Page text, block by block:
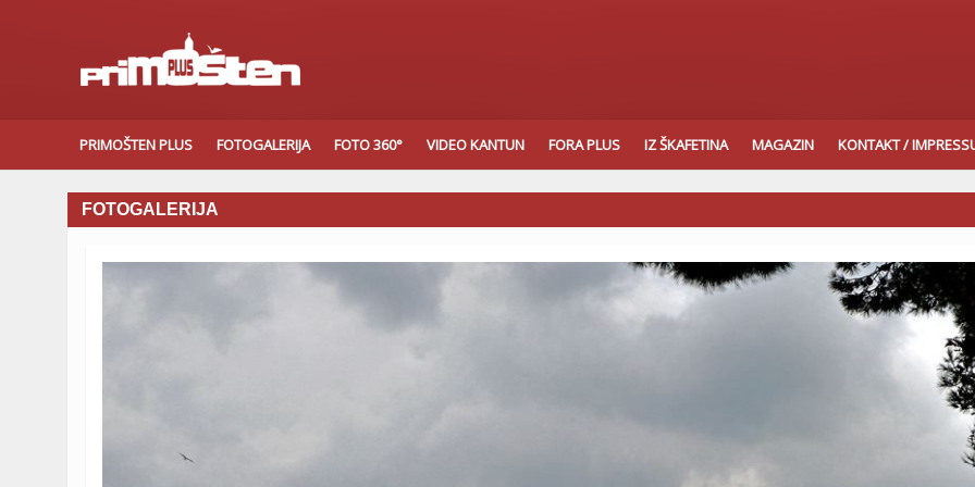
PRIMOŠTEN PLUS FOTOGALERIJA FOTO 360° VIDEO KANTUN FORA PLUS IZ ŠKAFETINA MAGAZIN KONTAKT /
FOTOGALERIJA